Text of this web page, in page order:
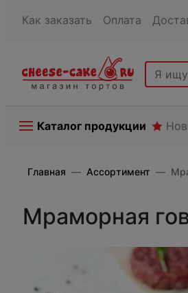
Как заказать Оплата
Каталог продукции
Главная Ассортимент
Мраморная